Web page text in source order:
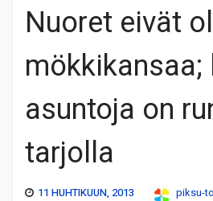
Nuoret eivät
mökkikansaa;
asuntoja on
tarjolla
11 HUHTIKUUN, 2013 piksu-